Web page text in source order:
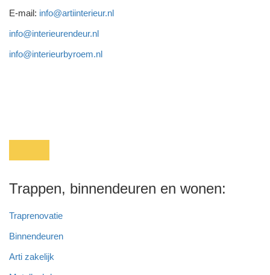
E-mail: info@artiinterieur.nl
info@interieurendeur.nl
info@interieurbyroem.nl
Trappen, binnendeuren en wonen:
Traprenovatie
Binnendeuren
Arti zakelijk